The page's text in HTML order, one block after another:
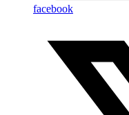
facebook